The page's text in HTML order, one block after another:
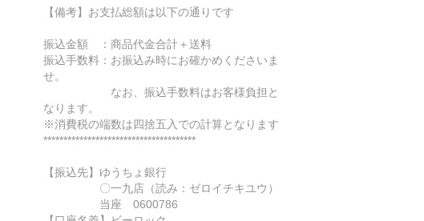
【備考】お支払総額は以下の通りです
振込金額 ：商品代金合計＋送料
振込手数料：お振込み時にお確かめくださいま
せ。
なお、振込手数料はお客様負担と
なります。
※消費税の端数は四捨五入での計算となります
**************************************
【振込先】ゆうちょ銀行
〇一九店（読み：ゼロイチキユウ）
当座 0600786